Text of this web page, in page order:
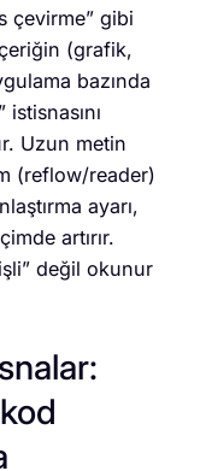
çevirme” gibi
(grafik,
bazında
Uzun metin
(reflow/reader)
ayarı,
artırır.
değil okunur